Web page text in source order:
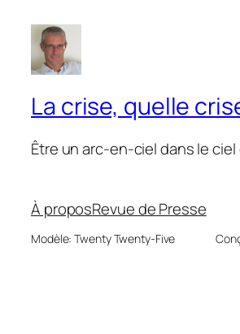
La crise, quelle
Être un arc-en-ciel dans le ciel
À proposRevue de Presse
Modèle: Twenty Twenty-Five